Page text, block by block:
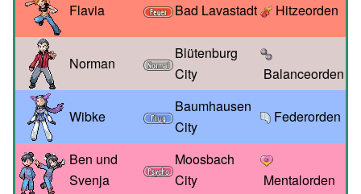
Flavia Bad Lavastadt Hitzeorden
Norman
Blütenburg
City
Balanceorden
Wibke
Baumhausen
City
Federorden
Ben und
Svenja
Moosbach
City
Mentalorden